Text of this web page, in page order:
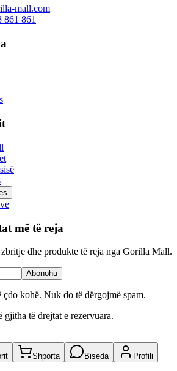
mall.com
861 861
më të reja
dhe produkte të reja nga Gorilla Mall.
Abonohu
kohë. Nuk do të dërgojmë spam.
të drejtat e rezervuara.
Shporta Biseda Profili